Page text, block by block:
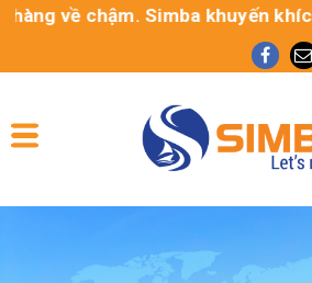
Simba khuyến khích